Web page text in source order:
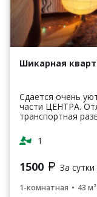
Шикарная
Сдается oчень уютная квартирка в районе южной
части ЦЕНТРА.
транспортная
шаговой
1
1500 За сутки
1-комнатная 43 м²